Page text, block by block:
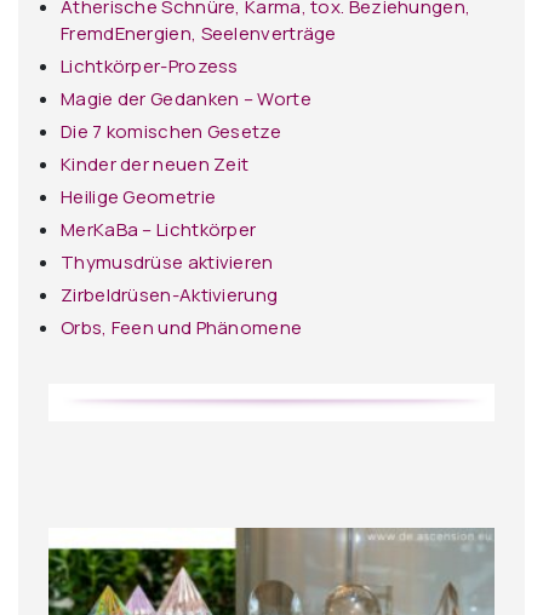
Ätherische Schnüre, Karma, tox. Beziehungen,
FremdEnergien, Seelenverträge
Lichtkörper-Prozess
Magie der Gedanken – Worte
Die 7 komischen Gesetze
Kinder der neuen Zeit
Heilige Geometrie
MerKaBa – Lichtkörper
Thymusdrüse aktivieren
Zirbeldrüsen-Aktivierung
Orbs, Feen und Phänomene